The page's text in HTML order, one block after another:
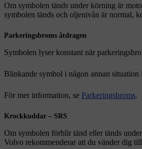
Om symbolen tänds under körning är
symbolen tänds och oljenivån är normal,
Parkeringsbroms åtdragen
Symbolen lyser konstant när
Blinkande symbol i någon annan
För mer information, se Parkeringsbroms.
Krockkuddar – SRS
Om symbolen förblir tänd eller tänds
Volvo rekommenderar att du vänder dig